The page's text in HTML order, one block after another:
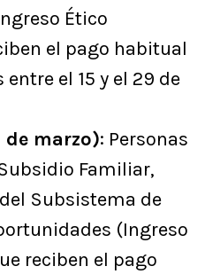
Ético
el pago habitual
el 15 y el 29 de
de marzo): Personas
Familiar,
Subsistema de
(Ingreso
reciben el pago